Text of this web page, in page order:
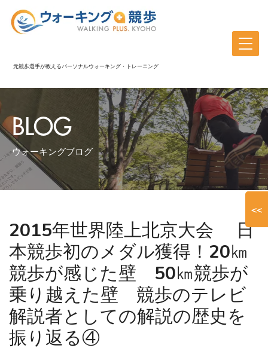
元競歩選手が教えるパーソナルウォーキング・トレーニング
BLOG
ウォーキングブログ
2015年世界陸上北京大会 日
本競歩初のメダル獲得！20㎞
競歩が感じた壁 50㎞競歩が
乗り越えた壁 競歩のテレビ
解説者としての解説の歴史を
振り返る④
<<